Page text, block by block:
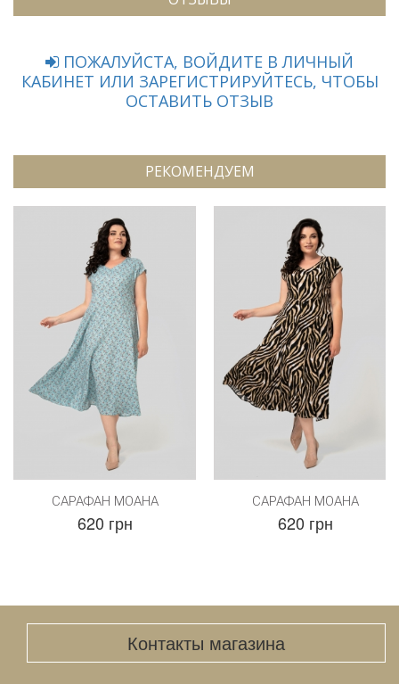
ПОЖАЛУЙСТА, ВОЙДИТЕ В ЛИЧНЫЙ
КАБИНЕТ ИЛИ ЗАРЕГИСТРИРУЙТЕСЬ, ЧТОБЫ
ОСТАВИТЬ ОТЗЫВ
РЕКОМЕНДУЕМ
САРАФАН МОАНА
620 грн
САРАФАН МОАНА
620 грн
Контакты магазина